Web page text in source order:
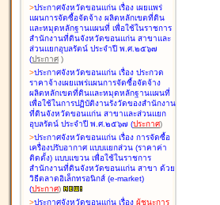
>ประกาศจังหวัดขอนแก่น เรื่อง เผยแพร่
แผนการจัดซื้อจัดจ้าง ผลิตหลักเขตที่ดิน
และหมุดหลักฐานแผนที่ เพื่อใช้ในราชการ
สำนักงานที่ดินจังหวัดขอนแก่น สาขาและ
ส่วนแยกอุบลรัตน์ ประจำปี พ.ศ.๒๕๖๗
(ประกาศ )
>ประกาศจังหวัดขอนแก่น เรื่อง ประกวด
ราคาจ้างเผยแพร่แผนการจัดซื้อจัดจ้าง
ผลิตหลักเขตที่ดินและหมุดหลักฐานแผนที่
เพื่อใช้ในการปฏิบัติงานรังวัดของสำนักงาน
ที่ดินจังหวัดขอนแก่น สาขาและส่วนแยก
อุบลรัตน์ ประจำปี พ.ศ.๒๕๖๗ (ประกาศ)
>ประกาศจังหวัดขอนแก่น เรื่อง การจัดซื้อ
เครื่องปรับอากาศ แบบแยกส่วน (ราคาค่า
ติดตั้ง) แบบแขวน เพื่อใช้ในราชการ
สำนักงานที่ดินจังหวัดขอนแก่น สาขา ด้วย
วิธีตลาดอิเล็กทรอนิกส์ (e-market)
(ประกาศ)
>ประกาศจังหวัดขอนแก่น เรื่อง ผู้ชนะการ